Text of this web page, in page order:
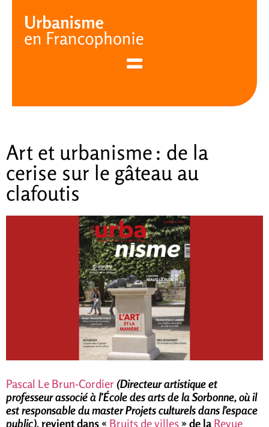
Art et urbanisme : de la
cerise sur le gâteau au
clafoutis
Pascal Le Brun-Cordier (Directeur artistique et
professeur associé à l’École des arts de la Sorbonne, où il
est responsable du master Projets culturels dans l’espace
public), revient dans « Bruits de villes » de laRevue